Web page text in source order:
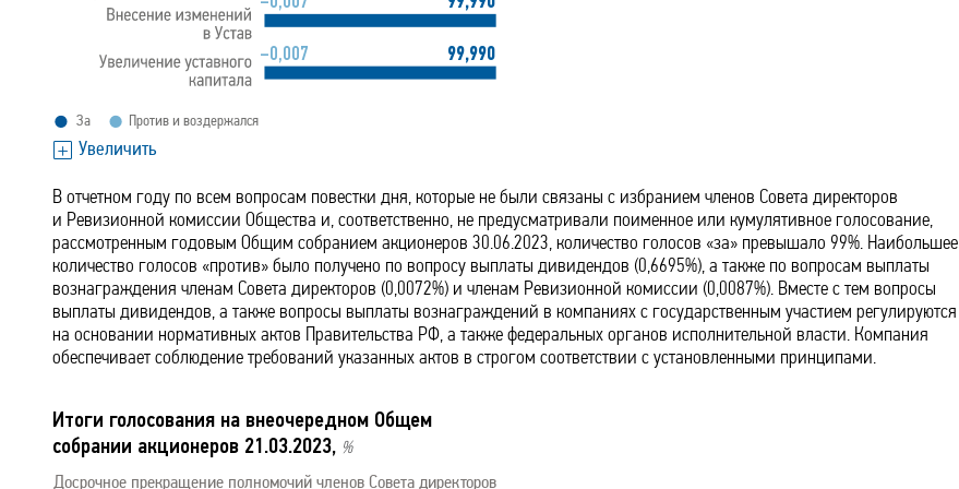
99,990
–0,007
За Против и воздержался
Увеличить
В отчетном году по всем вопросам повестки дня, которые не были связаны с избранием членов Совета директоров
и Ревизионной комиссии Общества и, соответственно, не предусматривали поименное или кумулятивное голосование,
рассмотренным годовым Общим собранием акционеров 30.06.2023, количество голосов «за» превышало 99%. Наибольшее
количество голосов «против» было получено по вопросу выплаты дивидендов (0,6695%), а также по вопросам выплаты
вознаграждения членам Совета директоров (0,0072%) и членам Ревизионной комиссии (0,0087%). Вместе с тем вопросы
выплаты дивидендов, а также вопросы выплаты вознаграждений в компаниях с государственным участием регулируются
на основании нормативных актов Правительства РФ, а также федеральных органов исполнительной власти. Компания
обеспечивает соблюдение требований указанных актов в строгом соответствии с установленными принципами.
Итоги голосования на внеочередном Общем
собрании акционеров 21.03.2023, %
Досрочное прекращение полномочий членов Совета директоров